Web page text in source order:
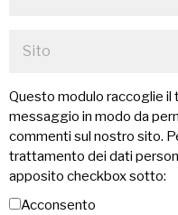
Questo modulo raccoglie il
messaggio in modo da
commenti sul nostro sito.
trattamento dei dati
apposito checkbox sotto:
Acconsento